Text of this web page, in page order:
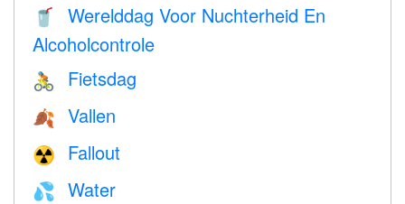
🥤
Werelddag Voor Nuchterheid En
Alcoholcontrole
🚴 Fietsdag
🍂 Vallen
☢️ Fallout
💦 Water